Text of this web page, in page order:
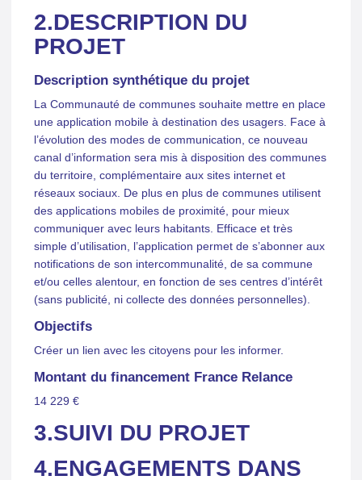
2.DESCRIPTION DU
PROJET
Description synthétique du projet
La Communauté de communes souhaite mettre en place
une application mobile à destination des usagers. Face à
l’évolution des modes de communication, ce nouveau
canal d’information sera mis à disposition des communes
du territoire, complémentaire aux sites internet et
réseaux sociaux. De plus en plus de communes utilisent
des applications mobiles de proximité, pour mieux
communiquer avec leurs habitants. Efficace et très
simple d’utilisation, l’application permet de s’abonner aux
notifications de son intercommunalité, de sa commune
et/ou celles alentour, en fonction de ses centres d’intérêt
(sans publicité, ni collecte des données personnelles).
Objectifs
Créer un lien avec les citoyens pour les informer.
Montant du financement France Relance
14 229 €
3.SUIVI DU PROJET
4.ENGAGEMENTS DANS